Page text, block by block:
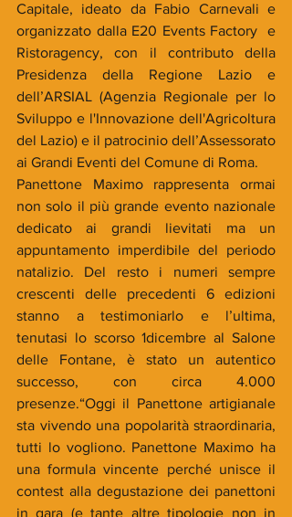
Capitale, ideato da Fabio Carnevali e
organizzato dalla E20 Events Factory  e
Ristoragency, con il contributo della
Presidenza della Regione Lazio e
dell’ARSIAL (Agenzia Regionale per lo
Sviluppo e l'Innovazione dell'Agricoltura
del Lazio) e il patrocinio dell’Assessorato
ai Grandi Eventi del Comune di Roma.
Panettone Maximo rappresenta ormai
non solo il più grande evento nazionale
dedicato ai grandi lievitati ma un
appuntamento imperdibile del periodo
natalizio. Del resto i numeri sempre
crescenti delle precedenti 6 edizioni
stanno a testimoniarlo e l’ultima,
tenutasi lo scorso 1dicembre al Salone
delle Fontane, è stato un autentico
successo, con circa 4.000
presenze.“Oggi il Panettone artigianale
sta vivendo una popolarità straordinaria,
tutti lo vogliono. Panettone Maximo ha
una formula vincente perché unisce il
contest alla degustazione dei panettoni
in gara (e tante altre tipologie non in